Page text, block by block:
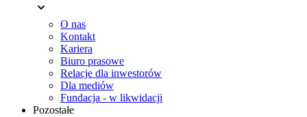
O nas
Kontakt
Kariera
Biuro prasowe
Relacje dla inwestorów
Dla mediów
Fundacja - w likwidacji
Pozostałe